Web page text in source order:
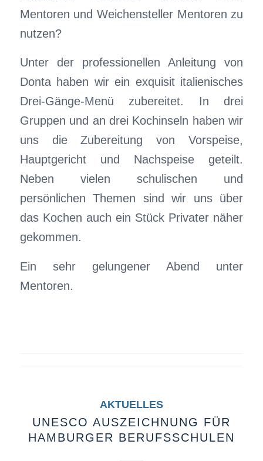
Mentoren und Weichensteller Mentoren zu
nutzen?
Unter der professionellen Anleitung von
Donta haben wir ein exquisit italienisches
Drei-Gänge-Menü zubereitet. In drei
Gruppen und an drei Kochinseln haben wir
uns die Zubereitung von Vorspeise,
Hauptgericht und Nachspeise geteilt.
Neben vielen schulischen und
persönlichen Themen sind wir uns über
das Kochen auch ein Stück Privater näher
gekommen.
Ein sehr gelungener Abend unter
Mentoren.
AKTUELLES
UNESCO AUSZEICHNUNG FÜR
HAMBURGER BERUFSSCHULEN